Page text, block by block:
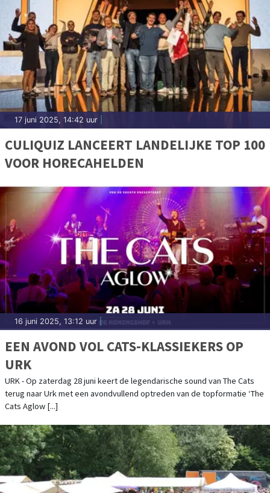
17 juni 2025, 14:42 uur
CULIQUIZ LANCEERT LANDELIJKE TOP 100
VOOR HORECAHELDEN
16 juni 2025, 13:12 uur |
EEN AVOND VOL CATS-KLASSIEKERS OP
URK
URK - Op zaterdag 28 juni keert de legendarische sound van The Cats
terug naar Urk met een avondvullend optreden van de topformatie ‘The
Cats Aglow [...]